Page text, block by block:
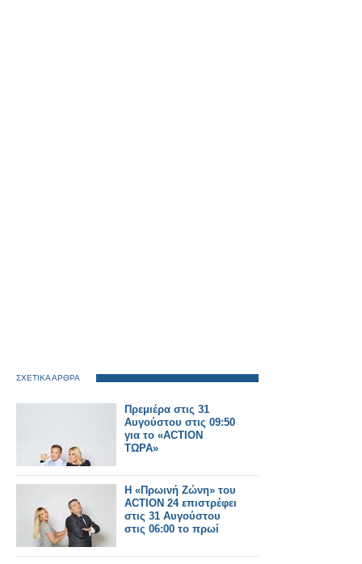
ΣΧΕΤΙΚΑ ΑΡΘΡΑ
Πρεμιέρα στις 31
Αυγούστου στις 09:50
για το «ACTION
ΤΩΡΑ»
Η «Πρωινή Ζώνη» του
ACTION 24 επιστρέφει
στις 31 Αυγούστου
στις 06:00 το πρωί